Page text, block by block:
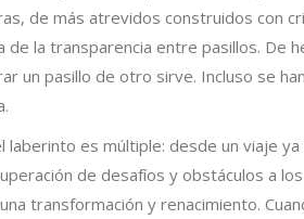
de más atrevidos construidos con
de la transparencia entre pasillos. De
un pasillo de otro sirve. Incluso se
laberinto es múltiple: desde un viaje
de desafíos y obstáculos a
transformación y renacimiento.